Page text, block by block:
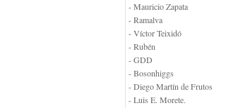
- Mauricio Zapata
- Ramalva
- Víctor Teixidó
- Rubén
- GDD
- Bosonhiggs
- Diego Martín de Frutos
- Luis E. Morete.